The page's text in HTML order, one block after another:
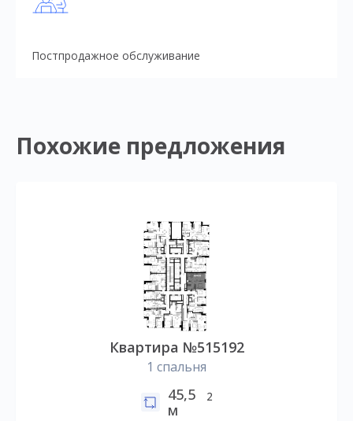
Постпродажное обслуживание
Похожие предложения
Квартира №515192
1 спальня
45,5
м
2